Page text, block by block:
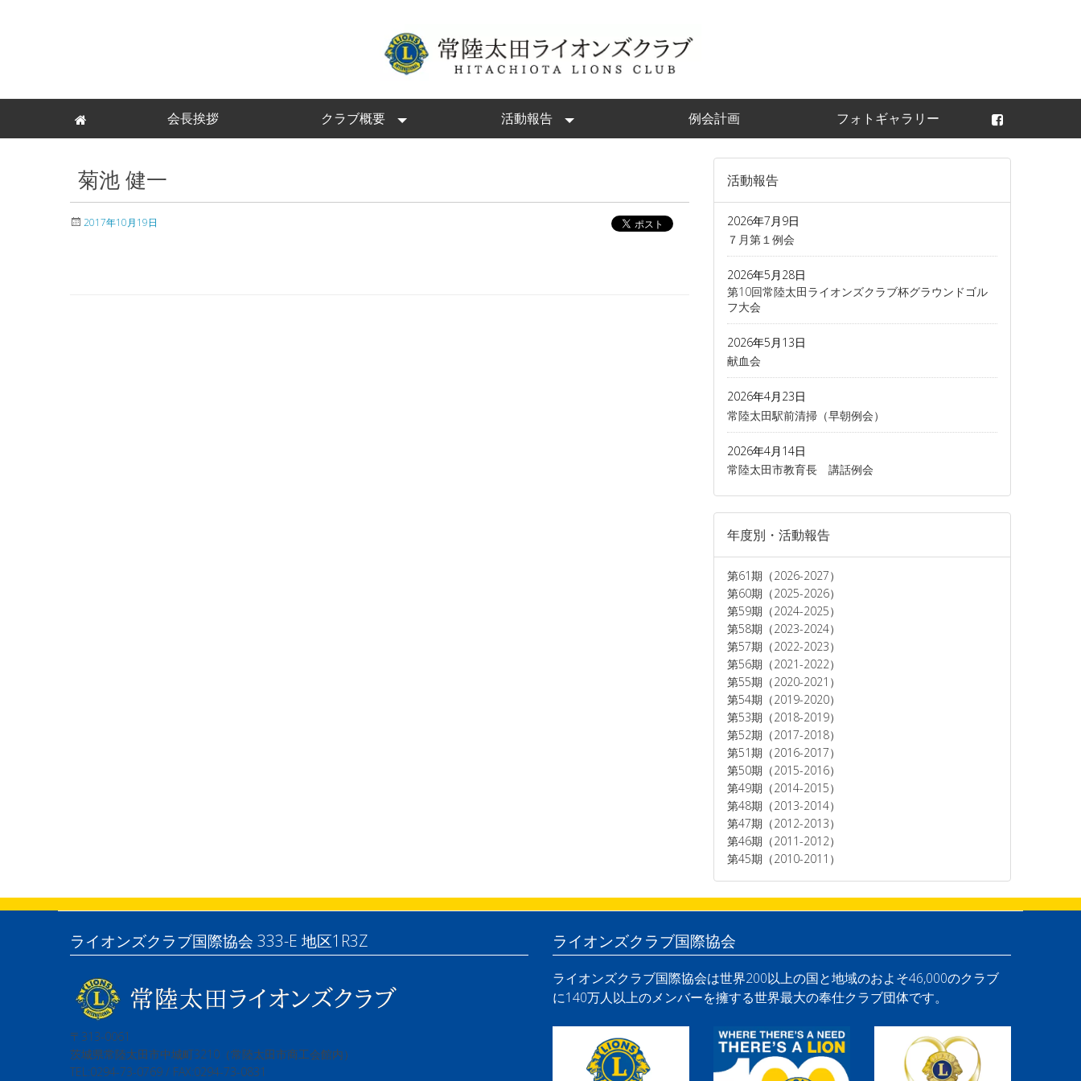
会長挨拶 クラブ概要 活動報告 例会計画 フォトギャラリー
菊池 健一
2017年10月19日
活動報告
2026年7月9日
７月第１例会
2026年5月28日
第10回常陸太田ライオンズクラブ杯グラウンドゴル
フ大会
2026年5月13日
献血会
2026年4月23日
常陸太田駅前清掃（早朝例会）
2026年4月14日
常陸太田市教育長 講話例会
年度別・活動報告
第61期（2026-2027）
第60期（2025-2026）
第59期（2024-2025）
第58期（2023-2024）
第57期（2022-2023）
第56期（2021-2022）
第55期（2020-2021）
第54期（2019-2020）
第53期（2018-2019）
第52期（2017-2018）
第51期（2016-2017）
第50期（2015-2016）
第49期（2014-2015）
第48期（2013-2014）
第47期（2012-2013）
第46期（2011-2012）
第45期（2010-2011）
ライオンズクラブ国際協会 333-E 地区1R3Z
〒313-0061
茨城県常陸太田市中城町3210（常陸太田市商工会館内）
TEL:0294-73-0769 / FAX:0294-73-0831
ライオンズクラブ国際協会
ライオンズクラブ国際協会は世界200以上の国と地域のおよそ46,000のクラブ
に140万人以上のメンバーを擁する世界最大の奉仕クラブ団体です。